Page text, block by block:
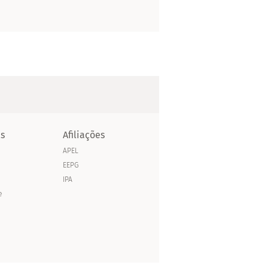
Afiliações
APEL
EEPG
IPA